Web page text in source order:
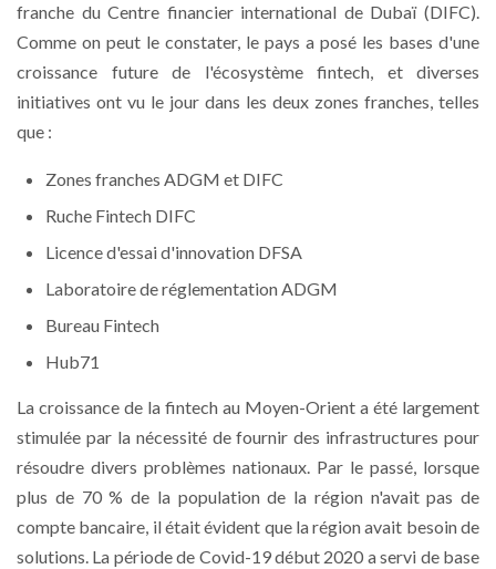
franche du Centre financier international de Dubaï (DIFC).
Comme on peut le constater, le pays a posé les bases d'une
croissance future de l'écosystème fintech, et diverses
initiatives ont vu le jour dans les deux zones franches, telles
que :
Zones franches ADGM et DIFC
Ruche Fintech DIFC
Licence d'essai d'innovation DFSA
Laboratoire de réglementation ADGM
Bureau Fintech
Hub71
La croissance de la fintech au Moyen-Orient a été largement
stimulée par la nécessité de fournir des infrastructures pour
résoudre divers problèmes nationaux. Par le passé, lorsque
plus de 70 % de la population de la région n'avait pas de
compte bancaire, il était évident que la région avait besoin de
solutions. La période de Covid-19 début 2020 a servi de base